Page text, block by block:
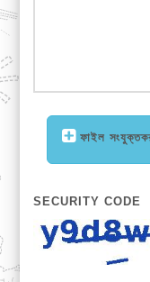
ফাইল
SECURITY CODE